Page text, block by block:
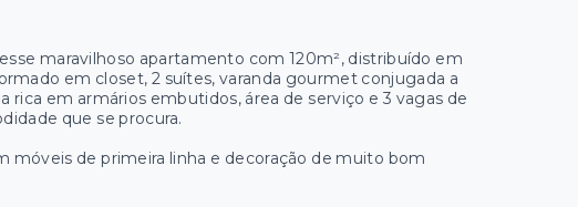
maravilhoso apartamento com 120m², distribuído em
em closet, 2 suítes, varanda gourmet conjugada a
rica em armários embutidos, área de serviço e 3 vagas de
que se procura.
de primeira linha e decoração de muito bom